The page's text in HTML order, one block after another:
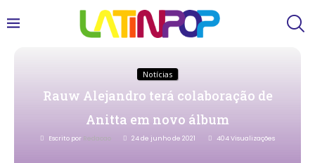
Notícias
Rauw Alejandro terá colaboração de
Anitta em novo álbum
Escrito por Redacao 24 de junho de 2021 404Visualizações